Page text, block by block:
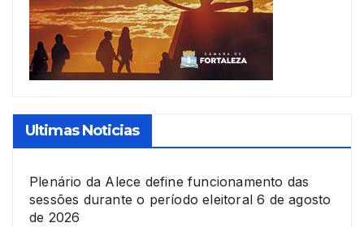
Ultimas Noticias
Plenário da Alece define funcionamento das
sessões durante o período eleitoral 6 de agosto
de 2026